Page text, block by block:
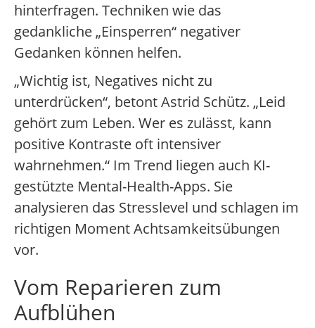
hinterfragen. Techniken wie das
gedankliche „Einsperren“ negativer
Gedanken können helfen.
„Wichtig ist, Negatives nicht zu
unterdrücken“, betont Astrid Schütz. „Leid
gehört zum Leben. Wer es zulässt, kann
positive Kontraste oft intensiver
wahrnehmen.“ Im Trend liegen auch KI-
gestützte Mental-Health-Apps. Sie
analysieren das Stresslevel und schlagen im
richtigen Moment Achtsamkeitsübungen
vor.
Vom Reparieren zum
Aufblühen